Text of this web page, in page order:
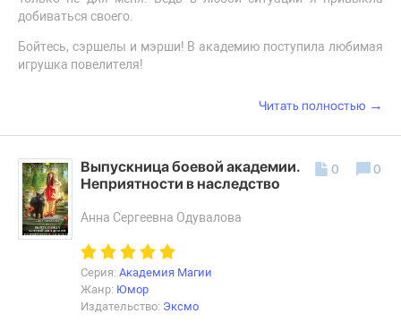
добиваться своего.
Бойтесь, сэршелы и мэрши! В академию поступила любимая
игрушка повелителя!
Читать полностью →
Выпускница боевой академии.
Неприятности в наследство
Анна Сергеевна Одувалова
Серия: Академия Магии
Жанр: Юмор
Издательство: Эксмо
0 0